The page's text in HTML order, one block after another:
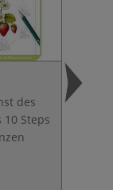
des
10 Steps